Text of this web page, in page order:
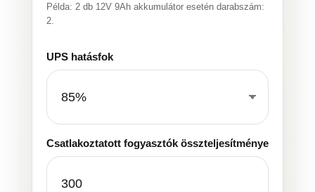
Példa: 2 db 12V 9Ah akkumulátor esetén darabszám:
2.
UPS hatásfok
Csatlakoztatott fogyasztók összteljesítménye